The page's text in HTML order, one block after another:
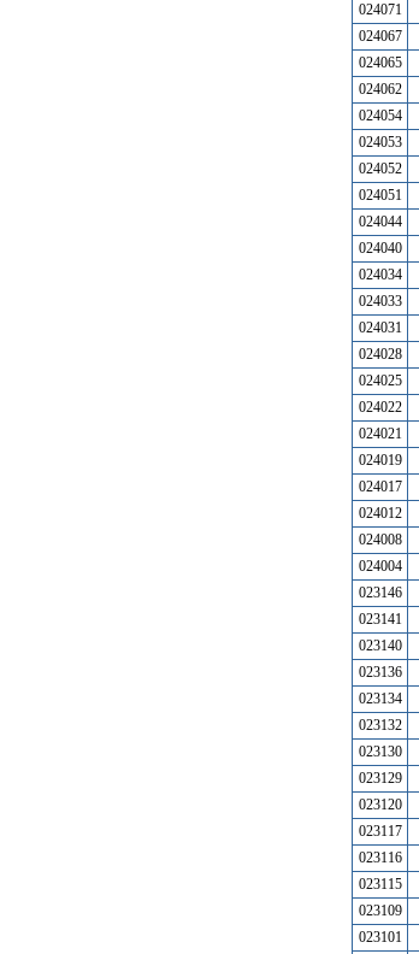
024071
024067
024065
024062
024054
024053
024052
024051
024044
024040
024034
024033
024031
024028
024025
024022
024021
024019
024017
024012
024008
024004
023146
023141
023140
023136
023134
023132
023130
023129
023120
023117
023116
023115
023109
023101